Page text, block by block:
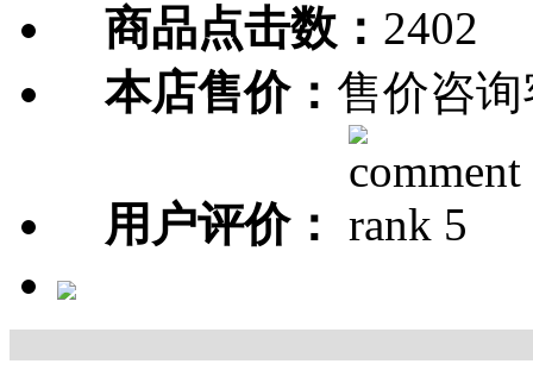
商品点击数： 2402
本店售价： 售价咨
用户评价：